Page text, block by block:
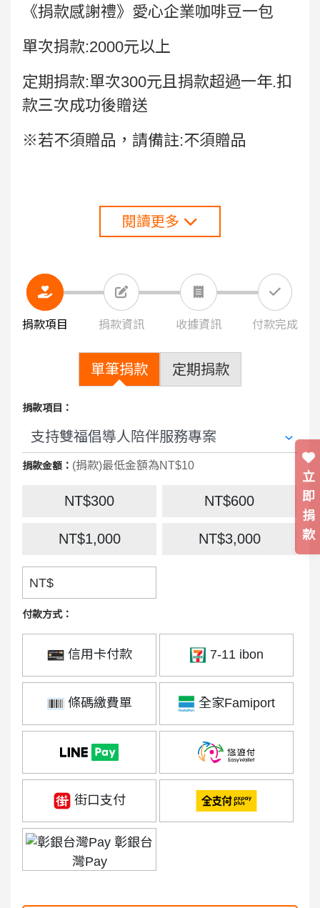
《捐款感謝禮》愛心企業咖啡豆一包
單次捐款:2000元以上
定期捐款:單次300元且捐款超過一年.扣
款三次成功後贈送
※若不須贈品，請備註:不須贈品
閱讀更多
捐款項目 捐款資訊 收據資訊 付款完成
單筆捐款 定期捐款
捐款項目：
捐款金額： (捐款)最低金額為NT$10
NT$300 NT$600
NT$1,000 NT$3,000
NT$
付款方式：
信用卡付款 7-11 ibon
條碼繳費單 全家Famiport
街口支付
彰銀台
灣Pay
立
即
捐
款